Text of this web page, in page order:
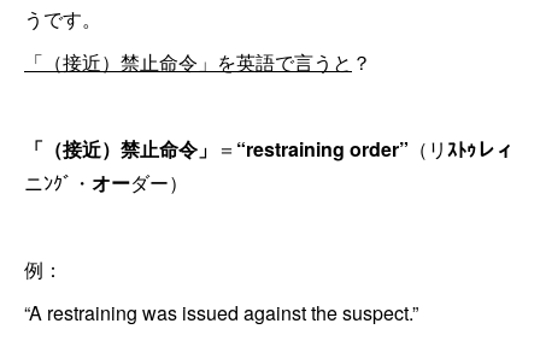
うです。
「（接近）禁止命令」を英語で言うと ？
「（接近）禁止命令」 ＝ “restraining order” （リｽﾄｩレィ
ニﾝｸﾞ・ オーダー）
例：
“A restraining was issued against the suspect.”